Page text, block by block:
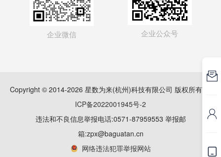
企业微信 企业公众号
Copyright © 2014-2026 星数为来(杭州)科技有限公司 版权所有
ICP备2022001945号-2
违法和不良信息举报电话:0571-87959553 举报邮
箱:zpx@baguatan.cn
网络违法犯罪举报网站


